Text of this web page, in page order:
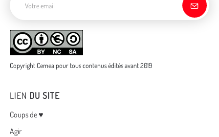
Copyright Cemea pour tous contenus édités avant 2019
LIEN DU SITE
Menu
Coups de ♥
Agir